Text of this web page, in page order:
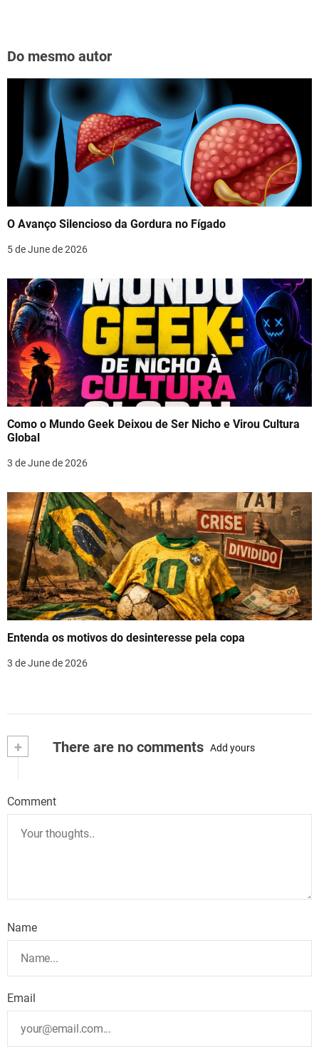
Do mesmo autor
O Avanço Silencioso da Gordura no Fígado
5 de June de 2026
Como o Mundo Geek Deixou de Ser Nicho e Virou Cultura
Global
3 de June de 2026
Entenda os motivos do desinteresse pela copa
3 de June de 2026
+ There are no comments Add yours
Comment
Name
Email